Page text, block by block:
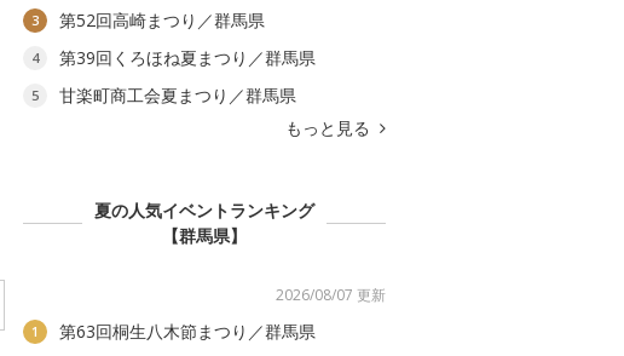
3 第52回高崎まつり／群馬県
4 第39回くろほね夏まつり／群馬県
5
甘楽町商工会夏まつり／群馬県
もっと見る
夏の人気イベントランキング
【群馬県】
2026/08/07 更新
1 第63回桐生八木節まつり／群馬県